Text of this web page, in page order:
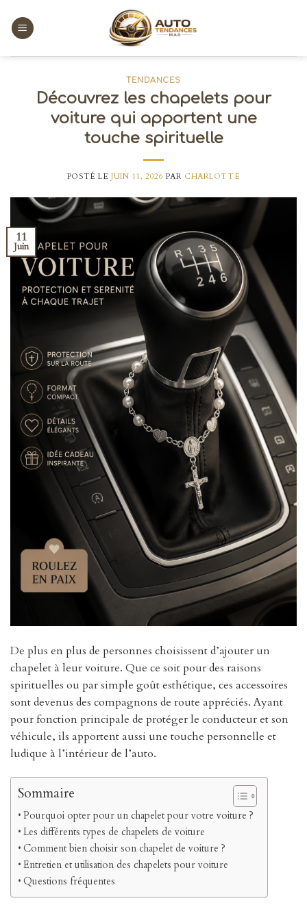
content
TENDANCES
Découvrez les chapelets pour
voiture qui apportent une
touche spirituelle
POSTÉ LE JUIN 11, 2026 PAR CHARLOTTE
11
Juin
De plus en plus de personnes choisissent d’ajouter un
chapelet à leur voiture. Que ce soit pour des raisons
spirituelles ou par simple goût esthétique, ces accessoires
sont devenus des compagnons de route appréciés. Ayant
pour fonction principale de protéger le conducteur et son
véhicule, ils apportent aussi une touche personnelle et
ludique à l’intérieur de l’auto.
Sommaire
Pourquoi opter pour un chapelet pour votre voiture ?
Les différents types de chapelets de voiture
Comment bien choisir son chapelet de voiture ?
Entretien et utilisation des chapelets pour voiture
Questions fréquentes